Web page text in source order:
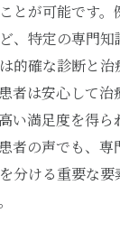
とが可能です
、特定の専門
的確な診断と治
者は安心して
い満足度を得ら
者の声でも、
分ける重要な要